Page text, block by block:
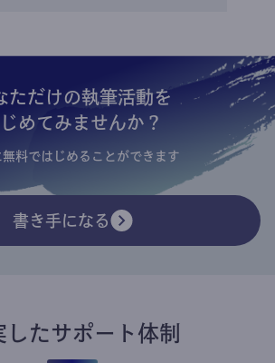
ただけの執筆活動を
めてみませんか？
料ではじめることができます
書き手になる
したサポート体制